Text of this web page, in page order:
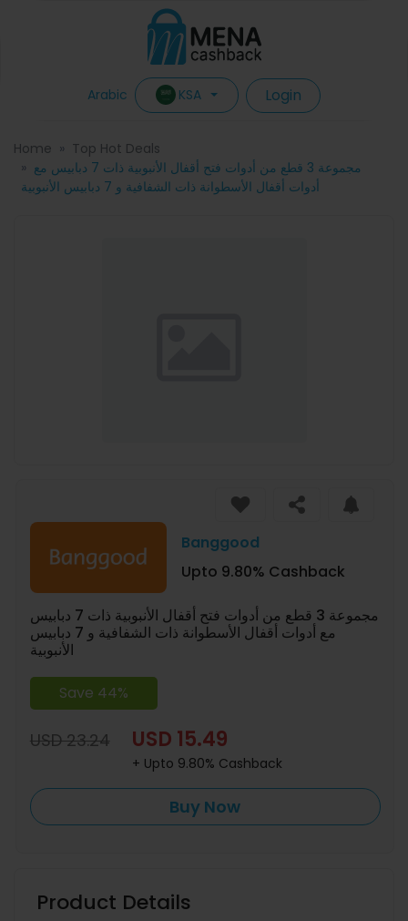
Arabic KSA Login
Home
Top Hot Deals
مجموعة 3 قطع من أدوات فتح أقفال الأنبوبية ذات 7 دبابيس مع
أدوات أقفال الأسطوانة ذات الشفافية و 7 دبابيس الأنبوبية
Banggood
Upto 9.80% Cashback
مجموعة 3 قطع من أدوات فتح أقفال الأنبوبية ذات 7 دبابيس
مع أدوات أقفال الأسطوانة ذات الشفافية و 7 دبابيس
الأنبوبية
Save 44%
USD 23.24 USD 15.49
+ Upto 9.80% Cashback
Buy Now
Product Details